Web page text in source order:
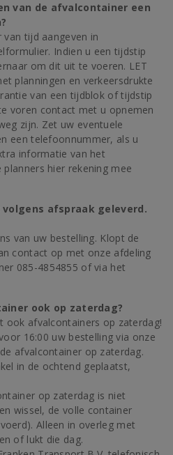
van de afvalcontainer een
tijd aangeven in
Indien u een tijdstip
om dit uit te voeren. LET
planningen en verkeersdrukte
van een tijdblok of tijdstip
voren contact met u opnemen
zijn. Zet uw eventuele
een telefoonnummer, als u
informatie van het
hier rekening mee
afspraak geleverd.
van uw bestelling. Klopt de
contact op met onze afdeling
085-4854855 of via het
ook op zaterdag?
ook afvalcontainers op zaterdag!
16:00 uw bestelling via onze
afvalcontainer op zaterdag.
in de ochtend geplaatst,
op zaterdag is niet
wissel, de volle container
Alleen in overleg met
of lukt die dag.